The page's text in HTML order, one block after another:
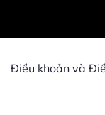
Điều khoản và